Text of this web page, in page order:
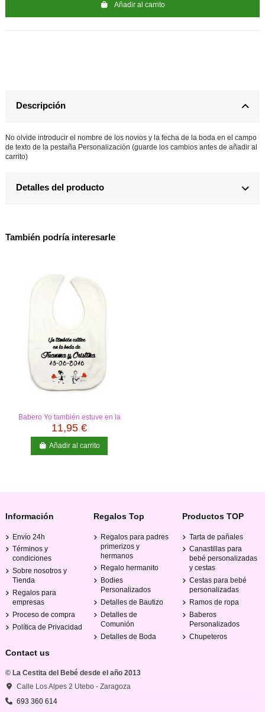
Añadir al carrito
Descripción
No olvide introducir el nombre de los novios y la fecha de la boda en el campo
de texto de la pestaña Personalización (guarde los cambios antes de añadir al
carrito)
Detalles del producto
También podría interesarle
Babero Yo también estuve en la
boda...
11,95 €
Añadir al carrito
Información
Envío 24h
Términos y
condiciones
Sobre nosotros y
Tienda
Regalos para
empresas
Proceso de compra
Política de Privacidad
Regalos Top
Regalos para padres
primerizos y
hermanos
Regalo hermanito
Bodies
Personalizados
Detalles de Bautizo
Detalles de
Comunión
Detalles de Boda
Productos TOP
Tarta de pañales
Canastillas para
bebé personalizadas
y cestas
Cestas para bebé
personalizadas
Ramos de ropa
Baberos
Personalizados
Chupeteros
Contact us
© La Cestita del Bebé desde el año 2013
Calle Los Alpes 2 Utebo - Zaragoza
693 360 614